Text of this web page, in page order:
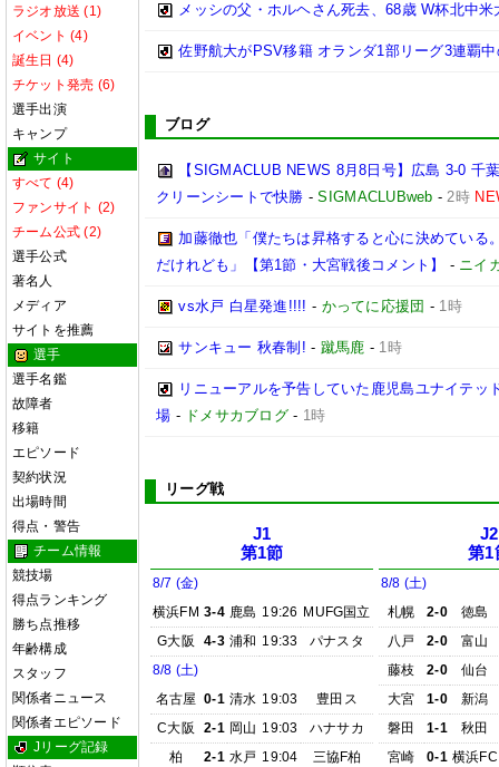
ラジオ放送 (1)
イベント (4)
誕生日 (4)
チケット発売 (6)
選手出演
キャンプ
サイト
すべて (4)
ファンサイト (2)
チーム公式 (2)
選手公式
著名人
メディア
サイトを推薦
選手
選手名鑑
故障者
移籍
エピソード
契約状況
出場時間
得点・警告
チーム情報
競技場
得点ランキング
勝ち点推移
年齢構成
スタッフ
関係者ニュース
関係者エピソード
Jリーグ記録
メッシの父・ホルヘさん死去、68歳 W杯北中
佐野航大がPSV移籍 オランダ1部リーグ3連覇
ブログ
【SIGMACLUB NEWS 8月8日号】広島 3-0
クリーンシートで快勝 -SIGMACLUBweb -2時
加藤徹也「僕たちは昇格すると心に決めてい
だけれども」【第1節・大宮戦後コメント】
- ニイ
vs水戸 白星発進!!!! - かってに応援団 - 1時
サンキュー 秋春制! - 蹴馬鹿 - 1時
リニューアルを予告していた鹿児島ユナイテッ
場 - ドメサカブログ- 1時
リーグ戦
J1
第1節
8/7 (金)
横浜FM 3-4 鹿島 19:26 MUFG国立
G大阪
4-3 浦和 19:33
パナスタ
8/8 (土)
名古屋 0-1 清水 19:03
豊田ス
C大阪
2-1 岡山 19:03
ハナサカ
柏
2-1 水戸 19:04
三協F柏
J2
第1
8/8 (土)
札幌
2-0
徳島
八戸
2-0
富山
藤枝
2-0
仙台
大宮
1-0
新潟
磐田
1-1
秋田
宮崎
0-1 横浜FC